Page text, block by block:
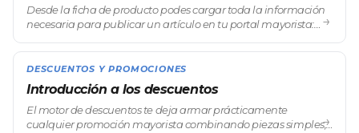
Desde la ficha de producto podes cargar toda la información
necesaria para publicar un artículo en tu portal mayorista:
Cada producto que carg
→
DESCUENTOS Y PROMOCIONES
Introducción a los descuentos
El motor de descuentos te deja armar prácticamente
cualquier promoción mayorista combinando piezas simples,→